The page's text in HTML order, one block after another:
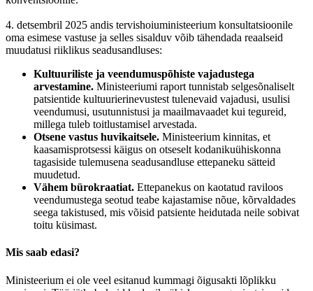
4. detsembril 2025 andis tervishoiuministeerium konsultatsioonile
oma esimese vastuse ja selles sisalduv võib tähendada reaalseid
muudatusi riiklikus seadusandluses:
Kultuuriliste ja veendumuspõhiste vajadustega
arvestamine. Ministeeriumi raport tunnistab selgesõnaliselt
patsientide kultuurierinevustest tulenevaid vajadusi, usulisi
veendumusi, usutunnistusi ja maailmavaadet kui tegureid,
millega tuleb toitlustamisel arvestada.
Otsene vastus huvikaitsele. Ministeerium kinnitas, et
kaasamisprotsessi käigus on otseselt kodanikuühiskonna
tagasiside tulemusena seadusandluse ettepaneku sätteid
muudetud.
Vähem bürokraatiat. Ettepanekus on kaotatud raviloos
veendumustega seotud teabe kajastamise nõue, kõrvaldades
seega takistused, mis võisid patsiente heidutada neile sobivat
toitu küsimast.
Mis saab edasi?
Ministeerium ei ole veel esitanud kummagi õigusakti lõplikku